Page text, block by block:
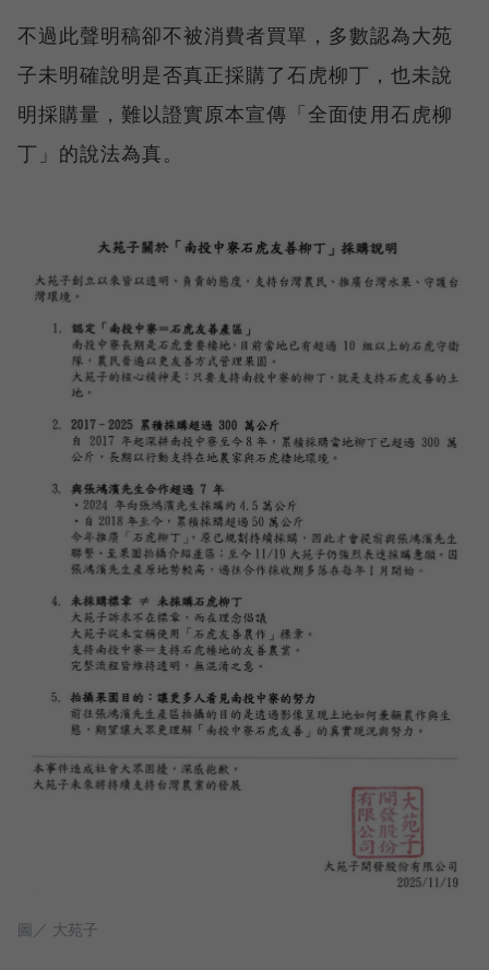
不過此聲明稿卻不被消費者買單，多數認為大苑
子未明確說明是否真正採購了石虎柳丁，也未說
明採購量，難以證實原本宣傳「全面使用石虎柳
丁」的說法為真。
圖／ 大苑子